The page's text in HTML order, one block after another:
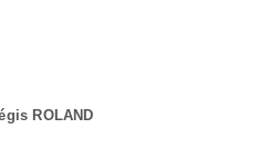
ROLAND